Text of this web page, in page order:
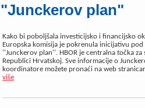
"Junckerov plan"
Kako bi poboljšala investicijsko i financijsko
Europska komisija je pokrenula inicijativu pod
''Junckerov plan''. HBOR je centralna točka
Republici Hrvatskoj. Sve informacije o
koordinatore možete pronaći na web
više